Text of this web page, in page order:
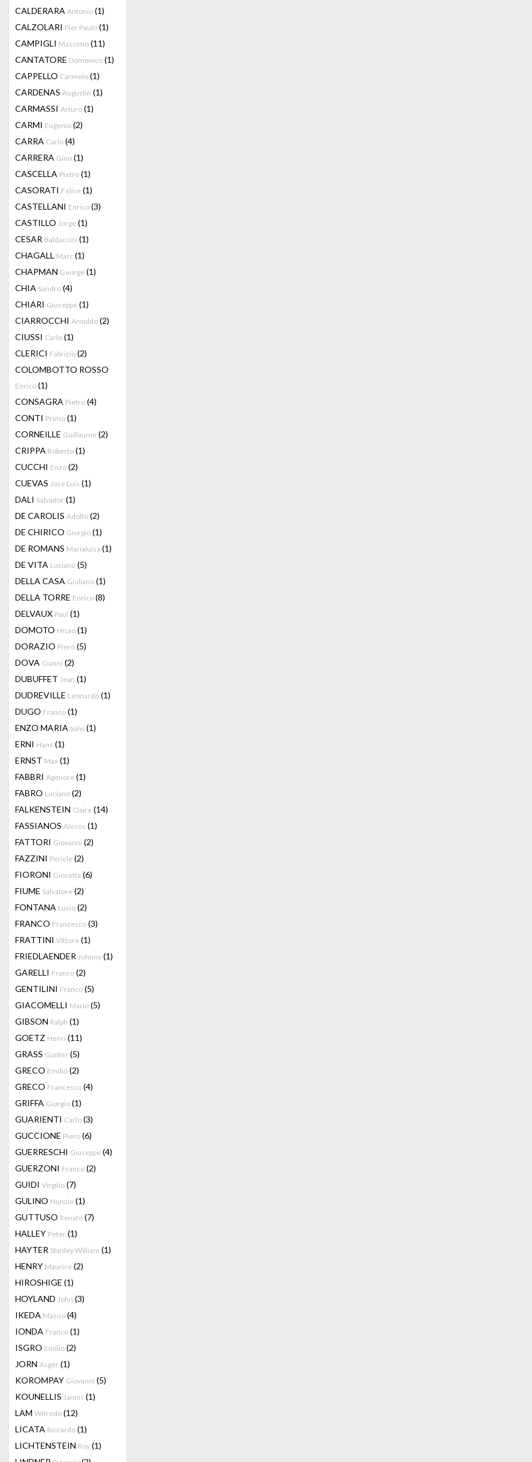
CALDERARA Antonio (1)
CALZOLARI Pier Paulo (1)
CAMPIGLI Massimo (11)
CANTATORE Domenico (1)
CAPPELLO Carmelo (1)
CARDENAS Augustin (1)
CARMASSI Arturo (1)
CARMI Eugenio (2)
CARRA Carlo (4)
CARRERA Gino (1)
CASCELLA Pietro (1)
CASORATI Felice (1)
CASTELLANI Enrico (3)
CASTILLO Jorge (1)
CESAR Baldaccini (1)
CHAGALL Marc (1)
CHAPMAN George (1)
CHIA Sandro (4)
CHIARI Giuseppe (1)
CIARROCCHI Arnoldo (2)
CIUSSI Carlo (1)
CLERICI Fabrizio (2)
COLOMBOTTO ROSSO
Enrico (1)
CONSAGRA Pietro (4)
CONTI Primo (1)
CORNEILLE Guillaume (2)
CRIPPA Roberto (1)
CUCCHI Enzo (2)
CUEVAS Jose Luis (1)
DALI Salvador (1)
DE CAROLIS Adolfo (2)
DE CHIRICO Giorgio (1)
DE ROMANS Marialuisa (1)
DE VITA Luciano (5)
DELLA CASA Giuliano (1)
DELLA TORRE Enrico (8)
DELVAUX Paul (1)
DOMOTO Hisao (1)
DORAZIO Piero (5)
DOVA Gianni (2)
DUBUFFET Jean (1)
DUDREVILLE Leonardo (1)
DUGO Franco (1)
ENZO MARIA Salvi (1)
ERNI Hans (1)
ERNST Max (1)
FABBRI Agenore (1)
FABRO Luciano (2)
FALKENSTEIN Claire (14)
FASSIANOS Alecos (1)
FATTORI Giovanni (2)
FAZZINI Pericle (2)
FIORONI Giosetta (6)
FIUME Salvatore (2)
FONTANA Lucio (2)
FRANCO Francesco (3)
FRATTINI Vittore (1)
FRIEDLAENDER Johnny (1)
GARELLI Franco (2)
GENTILINI Franco (5)
GIACOMELLI Mario (5)
GIBSON Ralph (1)
GOETZ Henri (11)
GRASS Günter (5)
GRECO Emilio (2)
GRECO Francesco (4)
GRIFFA Giorgio (1)
GUARIENTI Carlo (3)
GUCCIONE Piero (6)
GUERRESCHI Giuseppe (4)
GUERZONI Franco (2)
GUIDI Virgilio (7)
GULINO Nunzio (1)
GUTTUSO Renato (7)
HALLEY Peter (1)
HAYTER Stanley William (1)
HENRY Maurice (2)
HIROSHIGE (1)
HOYLAND John (3)
IKEDA Masuo (4)
IONDA Franco (1)
ISGRO Emilio (2)
JORN Asger (1)
KOROMPAY Giovanni (5)
KOUNELLIS Jannis (1)
LAM Wifredo (12)
LICATA Riccardo (1)
LICHTENSTEIN Roy (1)